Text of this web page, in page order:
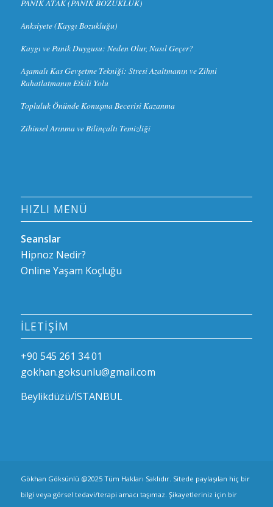
PANİK ATAK (PANİK BOZUKLUK)
Anksiyete (Kaygı Bozukluğu)
Kaygı ve Panik Duygusu: Neden Olur, Nasıl Geçer?
Aşamalı Kas Gevşetme Tekniği: Stresi Azaltmanın ve Zihni
Rahatlatmanın Etkili Yolu
Topluluk Önünde Konuşma Becerisi Kazanma
Zihinsel Arınma ve Bilinçaltı Temizliği
HIZLI MENÜ
Seanslar
Hipnoz Nedir?
Online Yaşam Koçluğu
İLETIŞIM
+90 545 261 34 01
gokhan.goksunlu@gmail.com
Beylikdüzü/İSTANBUL
Gökhan Göksünlü @2025 Tüm Hakları Saklıdır. Sitede paylaşılan hiç bir
bilgi veya görsel tedavi/terapi amacı taşımaz. Şikayetleriniz için bir